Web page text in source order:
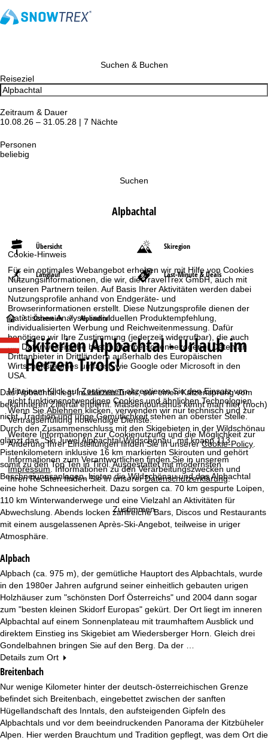
Cookie-Hinweis
Für ein optimales Webangebot erheben wir mit Hilfe von Cookies
Nutzungsinformationen, die wir, die TravelTrex GmbH, auch mit
unseren Partnern teilen. Auf Basis Ihrer Aktivitäten werden dabei
Nutzungsprofile anhand von Endgeräte- und
Browserinformationen erstellt. Diese Nutzungsprofile dienen der
statistischen Analyse, individuellen Produktempfehlung,
individualisierten Werbung und Reichweitenmessung. Dafür
benötigen wir Ihre Zustimmung (jederzeit widerrufbar), die auch
die Datenweitergabe bestimmter personenbezogener Daten an
Drittanbieter in Drittländern außerhalb des Europäischen
Wirtschaftsraumes umfasst, wie Google oder Microsoft in den
USA.
Mit einem Klick aufZustimmenakzeptieren Sie den Einsatz von
nicht funktionsnotwendigen Cookies und ähnlichen Technologien.
Wenn SieAblehnenklicken, verwenden wir nur technisch und zur
Vertragserfüllung notwendige Dienste.
Weitere Informationen zur Cookienutzung und die Möglichkeit zur
Änderung Ihrer Einstellungen finden Sie in unsererCookie-Policy
Informationen zum Verantwortlichen finden Sie in unserem
Impressum . Informationen zu den Verarbeitungszwecken und
Ihren Rechten finden Sie in unsererDatenschutzerklärung.
Zustimmen
Suchen & Buchen
Reiseziel
Zeitraum & Dauer
10.08.26 – 31.05.28 | 7 Nächte
Personen
beliebig
Suchen
Alpbachtal
Übersicht Skiregion
Langlauf Last-Minute & Deals
S
t
a
r
t
s
e
i
t
e
Österreich Alpbachtal
Skiferien Alpbachtal - Urlaub im
Herzen Tirols!
Das Alpbachtal liegt im Herzen Tirols, nur einen Katzensprung vom
bekannteren Zillertal entfernt. Massentourismus kennt man hier (noch)
nicht, Tradition und urige Gemütlichkeit stehen an oberster Stelle.
Durch den Zusammenschluss mit den Skigebieten in der Wildschönau
glänzt das "Ski Juwel Alpbachtal Wildschönau" mit knapp 113
Pistenkilometern inklusive 16 km markierten Skirouten und gehört
somit zu den Top Ten in Tirol. Ausgestattet mit modernsten
Beschneiungsanlagen, bieten die Wildschönau und das Alpbachtal
eine hohe Schneesicherheit. Dazu sorgen ca. 70 km gespurte Loipen,
110 km Winterwanderwege und eine Vielzahl an Aktivitäten für
Abwechslung. Abends locken zahlreiche Bars, Discos und Restaurants
mit einem ausgelassenen Après-Ski-Angebot, teilweise in uriger
Atmosphäre.
Alpbach
Alpbach (ca. 975 m), der gemütliche Hauptort des Alpbachtals, wurde
in den 1980er Jahren aufgrund seiner einheitlich gebauten urigen
Holzhäuser zum "schönsten Dorf Österreichs" und 2004 dann sogar
zum "besten kleinen Skidorf Europas" gekürt. Der Ort liegt im inneren
Alpbachtal auf einem Sonnenplateau mit traumhaftem Ausblick und
direktem Einstieg ins Skigebiet am Wiedersberger Horn. Gleich drei
Gondelbahnen bringen Sie auf den Berg. Da der …
Details zum Ort
Breitenbach
Nur wenige Kilometer hinter der deutsch-österreichischen Grenze
befindet sich Breitenbach, eingebettet zwischen der sanften
Hügellandschaft des Inntals, den aufsteigenden Gipfeln des
Alpbachtals und vor dem beeindruckenden Panorama der Kitzbüheler
Alpen. Hier werden Brauchtum und Tradition gepflegt, was dem Ort die